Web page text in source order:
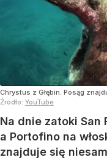
Chrystus z Głębin. Posąg
Źródło: YouTube
Na dnie zatoki San
a Portofino na
znajduje się